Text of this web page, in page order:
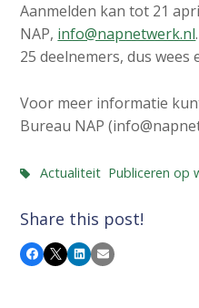
Aanmelden kan tot 21
NAP, info@napnetwerk.nl
25 deelnemers, dus wees
Voor meer informatie
Bureau NAP
Actualiteit Publiceren op
Share this post!
Facebook
X LinkedIn
Email